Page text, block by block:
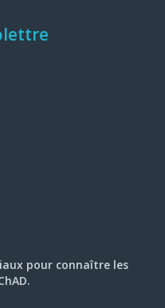
pour connaître les